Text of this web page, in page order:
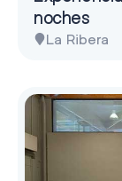
noches
La Ribera